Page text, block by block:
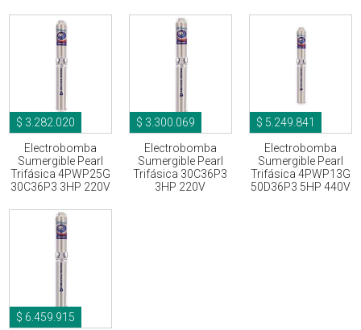
$ 3.282.020
Electrobomba
Sumergible Pearl
Trifásica 4PWP25G
30C36P3 3HP 220V
$ 3.300.069
Electrobomba
Sumergible Pearl
Trifásica 30C36P3
3HP 220V
$ 5.249.841
Electrobomba
Sumergible Pearl
Trifásica 4PWP13G
50D36P3 5HP 440V
$ 6.459.915